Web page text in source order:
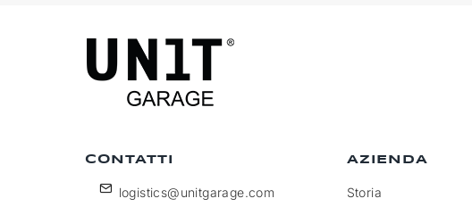
CONTATTI
logistics@unitgarage.com
AZIENDA
Storia